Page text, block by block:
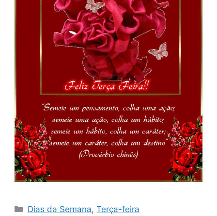
Categorias
Dias da Semana,Terça-feira